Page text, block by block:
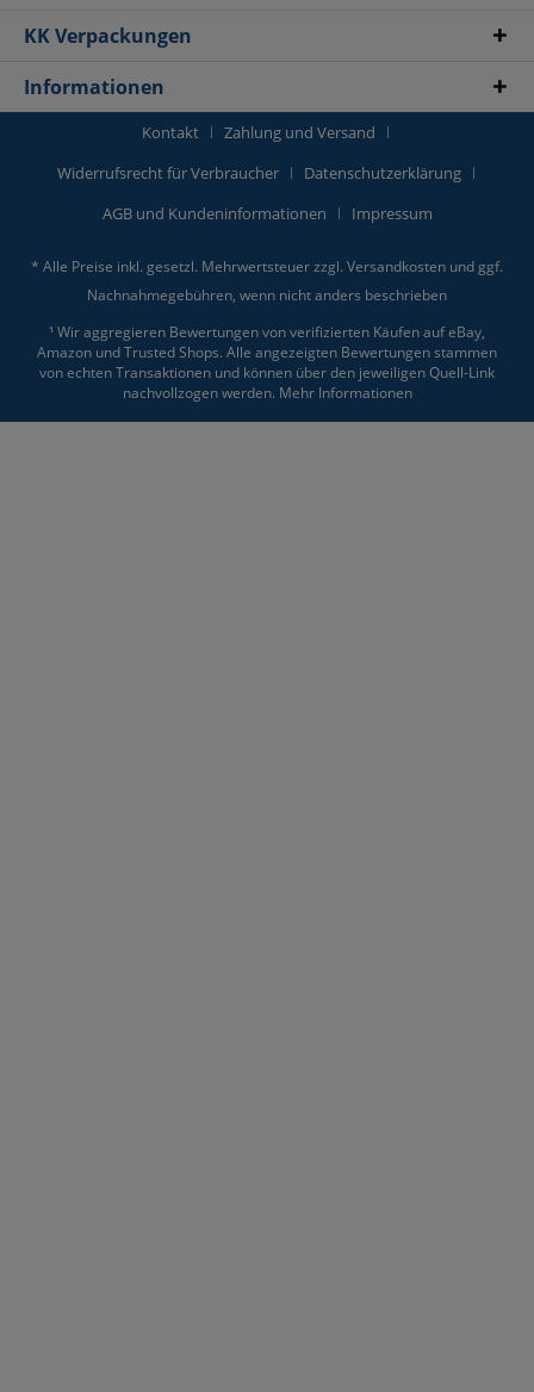
KK Verpackungen
Informationen
Kontakt
Zahlung und Versand
Widerrufsrecht für Verbraucher
Datenschutzerklärung
AGB und Kundeninformationen
Impressum
* Alle Preise inkl. gesetzl. Mehrwertsteuer zzgl. Versandkosten und ggf.
Nachnahmegebühren, wenn nicht anders beschrieben
¹ Wir aggregieren Bewertungen von verifizierten Käufen auf eBay,
Amazon und Trusted Shops. Alle angezeigten Bewertungen stammen
von echten Transaktionen und können über den jeweiligen Quell-Link
nachvollzogen werden. Mehr Informationen